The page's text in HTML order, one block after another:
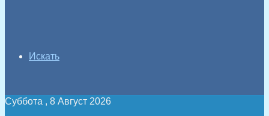
Искать
Суббота , 8 Август 2026